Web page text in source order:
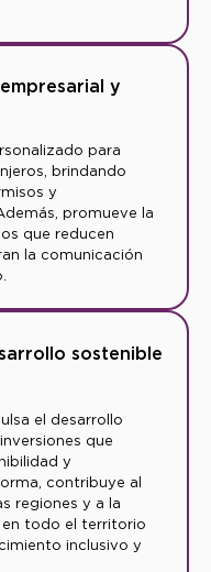
y
para
brindando
y
promueve la
que reducen
la comunicación
sostenible
el desarrollo
que
y
contribuye al
regiones y a la
todo el territorio
inclusivo y